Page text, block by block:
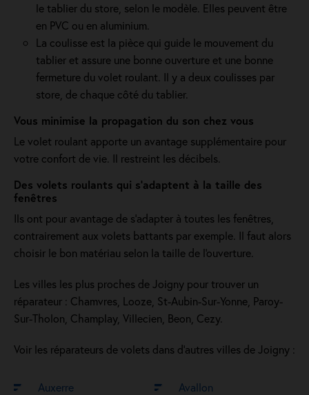
le tablier du store, selon le modèle. Elles peuvent être
en PVC ou en aluminium.
La coulisse est la pièce qui guide le mouvement du
tablier et assure une bonne ouverture et une bonne
fermeture du volet roulant. Il y a deux coulisses par
store, de chaque côté du tablier.
Vous minimise la propagation du son chez vous
Le volet roulant apporte un avantage supplémentaire pour
votre confort de vie. Il restreint les décibels.
Des volets roulants qui s'adaptent à la taille des
fenêtres
Ils ont pour avantage de s’adapter à toutes les fenêtres,
contrairement aux volets battants par exemple. Il faut alors
choisir le bon matériau selon la taille de l'ouverture.
Les villes les plus proches de Joigny pour trouver un
réparateur : Chamvres, Looze, St-Aubin-Sur-Yonne, Paroy-
Sur-Tholon, Champlay, Villecien, Beon, Cezy.
Voir les réparateurs de volets dans d’autres villes de Joigny :
Auxerre Avallon